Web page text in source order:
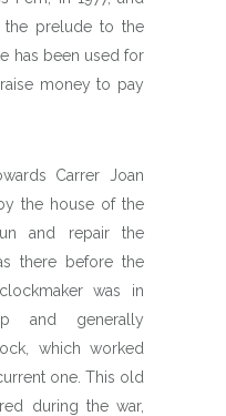
the prelude to the
has been used for
money to pay
Carrer Joan
the house of the
and repair the
there before the
was in
and generally
which worked
one. This old
during the war,